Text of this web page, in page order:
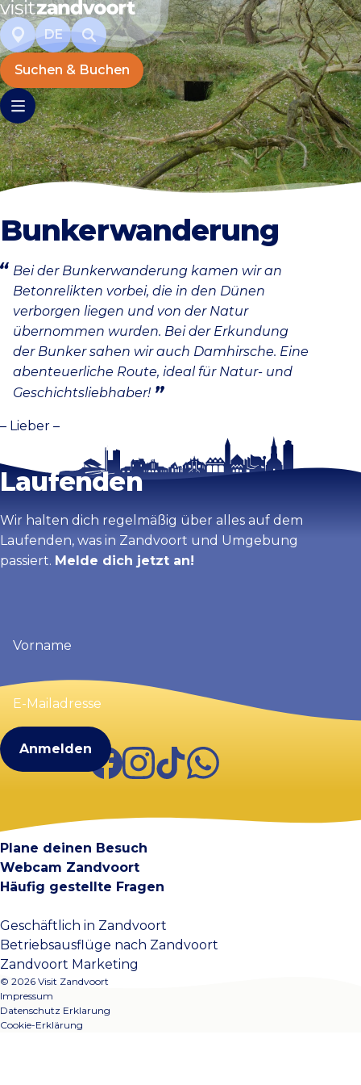
DE
Suchen & Buchen
Bunkerwanderung
Bei der Bunkerwanderung kamen wir an
Betonrelikten vorbei, die in den Dünen
verborgen liegen und von der Natur
übernommen wurden. Bei der Erkundung
der Bunker sahen wir auch Damhirsche. Eine
abenteuerliche Route, ideal für Natur- und
Geschichtsliebhaber!
– Lieber –
Bleib auf dem
Laufenden
Wir halten dich regelmäßig über alles auf dem
Laufenden, was in Zandvoort und Umgebung
passiert. Melde dich jetzt an!
(erforderlich)
E-
Mailadresse
FacebookInstagram
TikTokWhatsApp
Plane deinen Besuch
Webcam Zandvoort
Häufig gestellte Fragen
Geschäftlich in Zandvoort
Betriebsausflüge nach Zandvoort
Zandvoort Marketing
© 2026 Visit Zandvoort
Impressum
Datenschutz Erklarung
Cookie-Erklärung